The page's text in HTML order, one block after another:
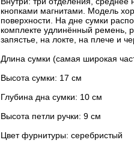
кнопками магнитами. Модель
поверхности. На дне сумки
комплекте удлинённый ремень,
запястье, на локте, на плече и
Длина сумки (самая широкая
Высота сумки: 17 см
Глубина дна сумки: 10 см
Высота петли ручки: 9 см
Цвет фурнитуры: серебристый